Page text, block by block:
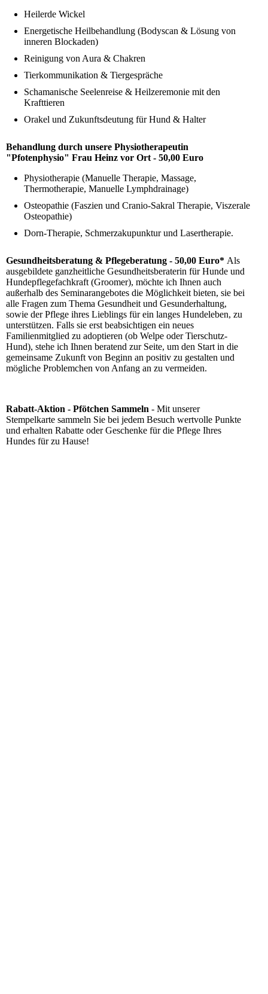
Heilerde Wickel
Energetische Heilbehandlung (Bodyscan & Lösung von
inneren Blockaden)
Reinigung von Aura & Chakren
Tierkommunikation & Tiergespräche
Schamanische Seelenreise & Heilzeremonie mit den
Krafttieren
Orakel und Zukunftsdeutung für Hund & Halter
Behandlung durch unsere Physiotherapeutin
"Pfotenphysio" Frau Heinz vor Ort - 50,00 Euro
Physiotherapie (Manuelle Therapie, Massage,
Thermotherapie, Manuelle Lymphdrainage)
Osteopathie (Faszien und Cranio-Sakral Therapie, Viszerale
Osteopathie)
Dorn-Therapie, Schmerzakupunktur und Lasertherapie.
Gesundheitsberatung & Pflegeberatung - 50,00 Euro* Als
ausgebildete ganzheitliche Gesundheitsberaterin für Hunde und
Hundepflegefachkraft (Groomer), möchte ich Ihnen auch
außerhalb des Seminarangebotes die Möglichkeit bieten, sie bei
alle Fragen zum Thema Gesundheit und Gesunderhaltung,
sowie der Pflege ihres Lieblings für ein langes Hundeleben, zu
unterstützen. Falls sie erst beabsichtigen ein neues
Familienmitglied zu adoptieren (ob Welpe oder Tierschutz-
Hund), stehe ich Ihnen beratend zur Seite, um den Start in die
gemeinsame Zukunft von Beginn an positiv zu gestalten und
mögliche Problemchen von Anfang an zu vermeiden.
Rabatt-Aktion - Pfötchen Sammeln - Mit unserer
Stempelkarte sammeln Sie bei jedem Besuch wertvolle Punkte
und erhalten Rabatte oder Geschenke für die Pflege Ihres
Hundes für zu Hause!